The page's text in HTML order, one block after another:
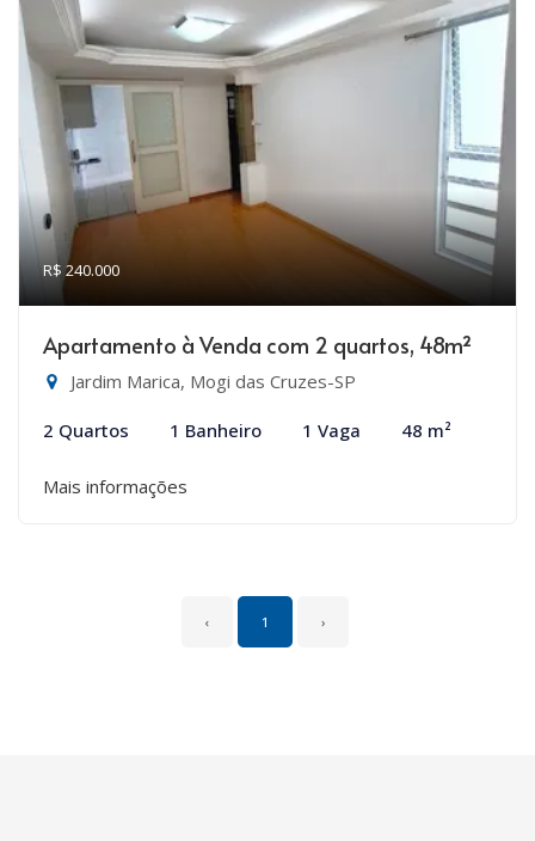
R$ 240.000
Apartamento à Venda com 2 quartos, 48m²
Jardim Marica, Mogi das Cruzes-SP
2 Quartos 1 Banheiro 1 Vaga 48 m²
Mais informações
‹ 1 ›